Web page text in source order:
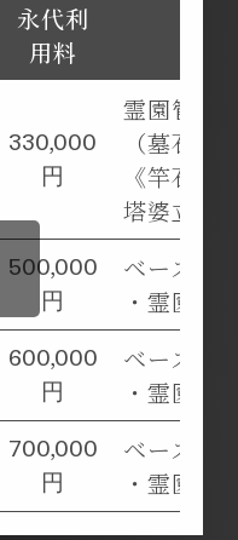
永代利
用料
330,000
円
霊園管理
（墓石一
《竿石・
塔婆立石
500,000
円
ベース工
・霊園管
600,000
円
ベース工
・霊園管
700,000
円
ベース工
・霊園管